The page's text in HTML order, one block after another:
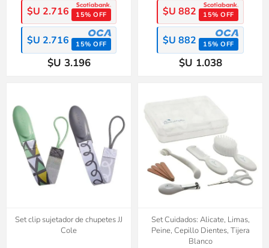
$U 2.716 15% OFF
$U 2.716 15% OFF
$U 3.196
$U 882 15% OFF
$U 882 15% OFF
$U 1.038
Set clip sujetador de chupetes JJ
Cole
Set Cuidados: Alicate, Limas,
Peine, Cepillo Dientes, Tijera
Blanco